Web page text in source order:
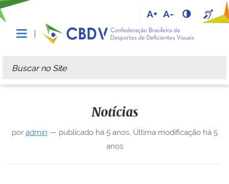
A+ A-
Busca
Busca Avançada…
Notícias
por admin — publicado há 5 anos, Última modificação há 5
anos